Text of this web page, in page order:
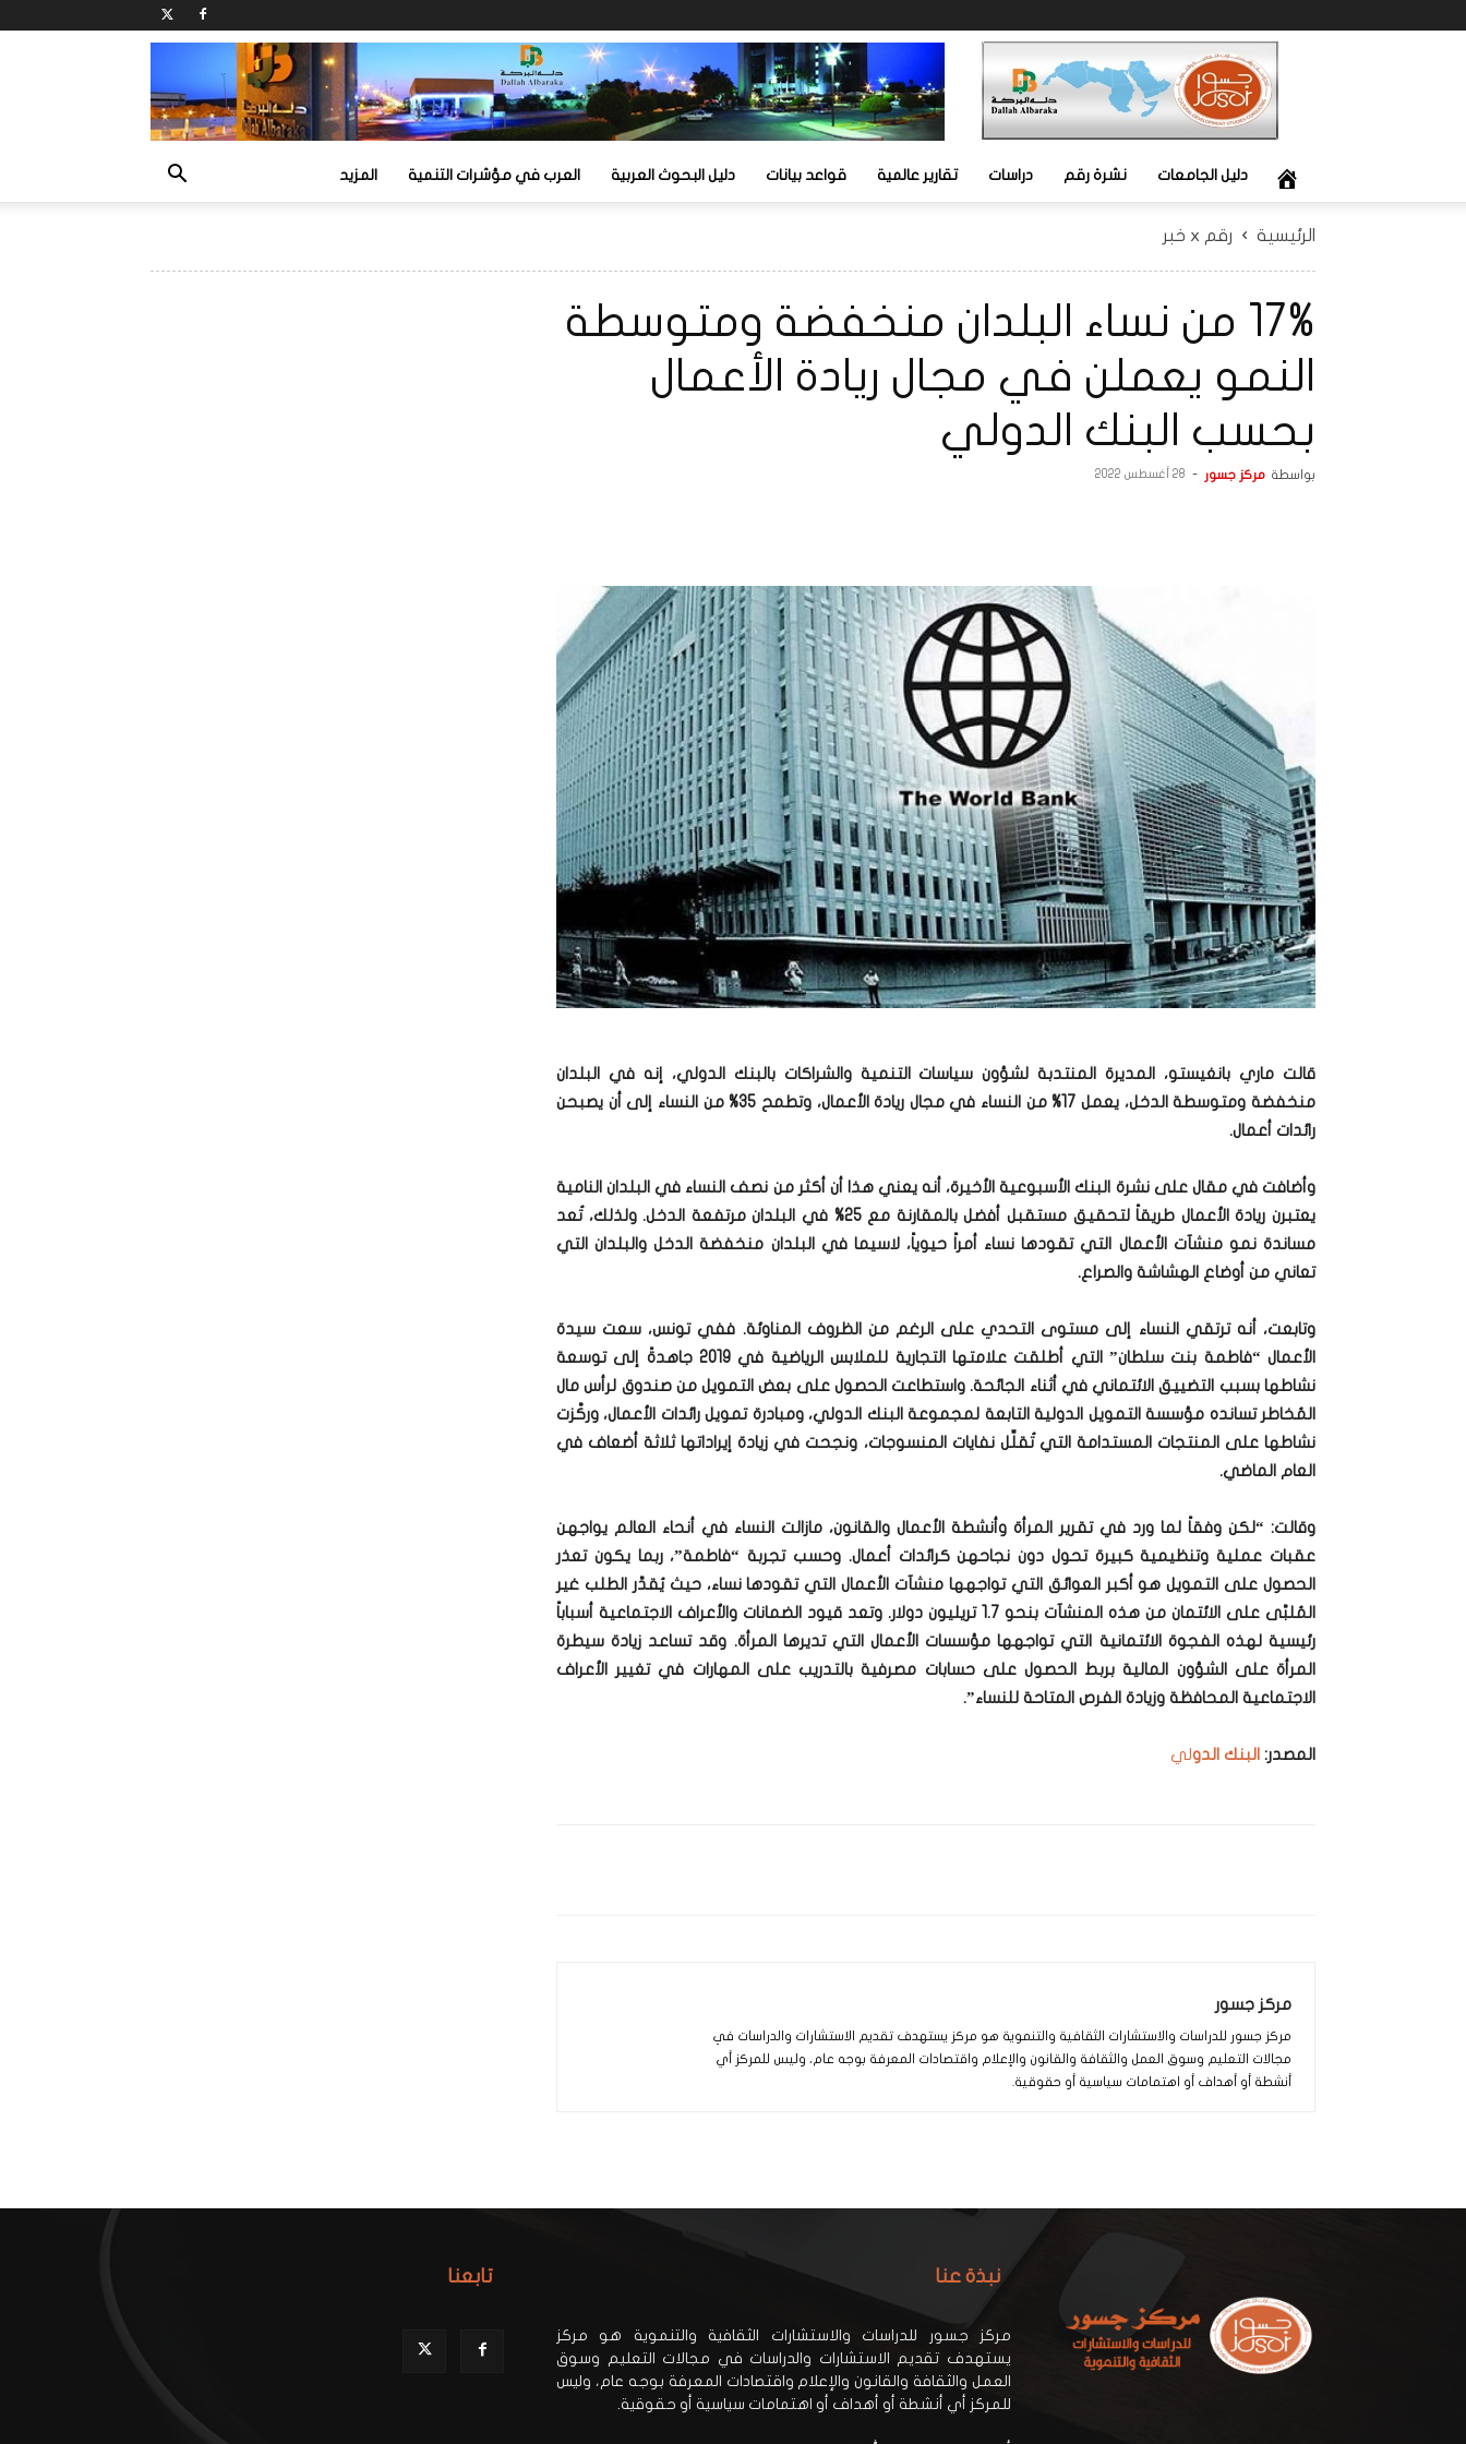
دليل الجامعات نشرة رقم دراسات تقارير عالمية قواعد بيانات دليل البحوث العربية العرب في مؤشرات التنمية المزيد
الرئيسية رقم x خبر
17% من نساء البلدان منخفضة ومتوسطة
النمو يعملن في مجال ريادة الأعمال
بحسب البنك الدولي
بواسطة مركز جسور - 28 أغسطس 2022
قالت ماري بانغيستو، المديرة المنتدبة لشؤون سياسات التنمية والشراكات بالبنك الدولي، إنه في البلدان
منخفضة ومتوسطة الدخل، يعمل 17% من النساء في مجال ريادة الأعمال، وتطمح 35% من النساء إلى أن يصبحن
رائدات أعمال.
وأضافت في مقال على نشرة البنك الأسبوعية الأخيرة، أنه يعني هذا أن أكثر من نصف النساء في البلدان النامية
يعتبرن ريادة الأعمال طريقاً لتحقيق مستقبل أفضل بالمقارنة مع 25% في البلدان مرتفعة الدخل. ولذلك، تُعد
مساندة نمو منشآت الأعمال التي تقودها نساء أمراً حيوياً، لاسيما في البلدان منخفضة الدخل والبلدان التي
تعاني من أوضاع الهشاشة والصراع.
وتابعت، أنه ترتقي النساء إلى مستوى التحدي على الرغم من الظروف المناوئة. ففي تونس، سعت سيدة
الأعمال “فاطمة بنت سلطان” التي أطلقت علامتها التجارية للملابس الرياضية في 2019 جاهدةً إلى توسعة
نشاطها بسبب التضييق الائتماني في أثناء الجائحة. واستطاعت الحصول على بعض التمويل من صندوق لرأس مال
المُخاطر تسانده مؤسسة التمويل الدولية التابعة لمجموعة البنك الدولي، ومبادرة تمويل رائدات الأعمال، وركَّزت
نشاطها على المنتجات المستدامة التي تُقلِّل نفايات المنسوجات، ونجحت في زيادة إيراداتها ثلاثة أضعاف في
العام الماضي.
وقالت: “لكن وفقاً لما ورد في تقرير المرأة وأنشطة الأعمال والقانون، مازالت النساء في أنحاء العالم يواجهن
عقبات عملية وتنظيمية كبيرة تحول دون نجاحهن كرائدات أعمال. وحسب تجربة “فاطمة”، ربما يكون تعذر
الحصول على التمويل هو أكبر العوائق التي تواجهها منشآت الأعمال التي تقودها نساء، حيث يُقدَّر الطلب غير
المُلبَّى على الائتمان من هذه المنشآت بنحو 1.7 تريليون دولار. وتعد قيود الضمانات والأعراف الاجتماعية أسباباً
رئيسية لهذه الفجوة الائتمانية التي تواجهها مؤسسات الأعمال التي تديرها المرأة. وقد تساعد زيادة سيطرة
المرأة على الشؤون المالية بربط الحصول على حسابات مصرفية بالتدريب على المهارات في تغيير الأعراف
الاجتماعية المحافظة وزيادة الفرص المتاحة للنساء”.
المصدر: البنك الدولي
مركز جسور
مركز جسور للدراسات والاستشارات الثقافية والتنموية هو مركز يستهدف تقديم الاستشارات والدراسات في
مجالات التعليم وسوق العمل والثقافة والقانون والإعلام واقتصادات المعرفة بوجه عام، وليس للمركز أي
أنشطة أو أهداف أو اهتمامات سياسية أو حقوقية.
نبذة عنا
مركز جسور للدراسات والاستشارات الثقافية والتنموية هو مركز
يستهدف تقديم الاستشارات والدراسات في مجالات التعليم وسوق
العمل والثقافة والقانون والإعلام واقتصادات المعرفة بوجه عام، وليس
للمركز أي أنشطة أو أهداف أو اهتمامات سياسية أو حقوقية.
تابعنا